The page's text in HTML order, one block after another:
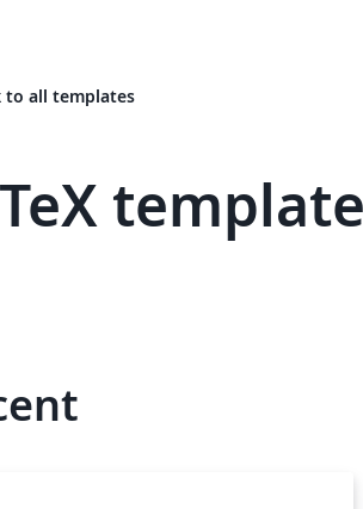
to all templates